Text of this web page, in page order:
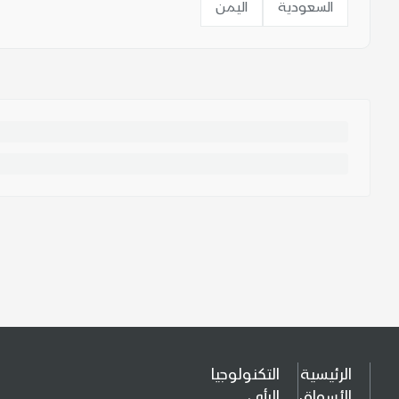
السعودية اليمن
الرئيسية
الأسواق
التكنولوجيا
الرأي